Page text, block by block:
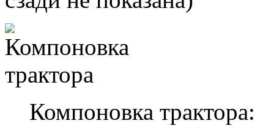
Компоновка трактора: